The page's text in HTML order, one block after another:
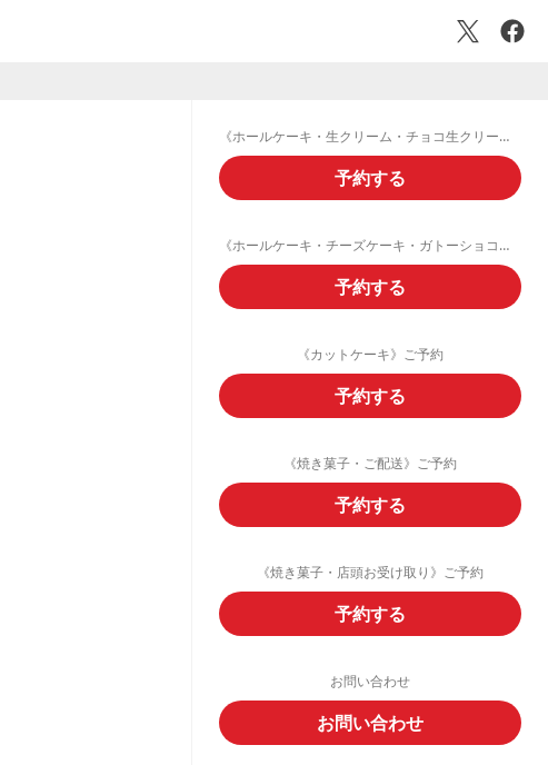
《ホールケーキ・生クリーム・チョコ生クリームデコレーション》ご予約フォーム
予約する
《ホールケーキ・チーズケーキ・ガトーショコラ・フルーツタルト》ご予約
予約する
《カットケーキ》ご予約
予約する
《焼き菓子・ご配送》ご予約
予約する
《焼き菓子・店頭お受け取り》ご予約
予約する
お問い合わせ
お問い合わせ